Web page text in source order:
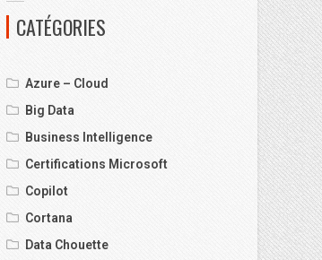
CATÉGORIES
Azure – Cloud
Big Data
Business Intelligence
Certifications Microsoft
Copilot
Cortana
Data Chouette